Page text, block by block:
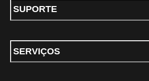
SUPORTE
SERVIÇOS